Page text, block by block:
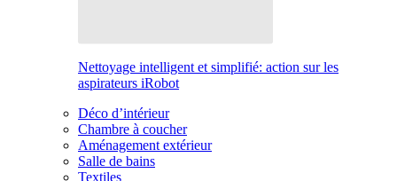
Nettoyage intelligent et simplifié: action sur les
aspirateurs iRobot
Déco d’intérieur
Chambre à coucher
Aménagement extérieur
Salle de bains
Textiles